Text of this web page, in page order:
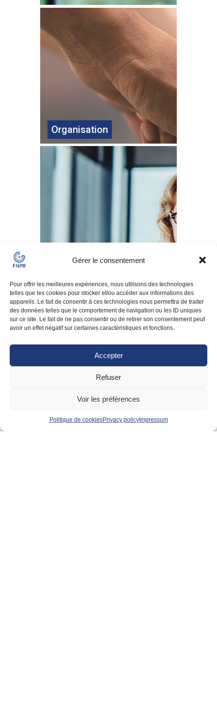
Gérer le consentement
Pour offrir les meilleures expériences, nous utilisons des technologies
telles que les cookies pour stocker et/ou accéder aux informations des
appareils. Le fait de consentir à ces technologies nous permettra de traiter
des données telles que le comportement de navigation ou les ID uniques
sur ce site. Le fait de ne pas consentir ou de retirer son consentement peut
avoir un effet négatif sur certaines caractéristiques et fonctions.
Accepter
Refuser
Voir les préférences
Politique de cookiesPrivacy policyImpressum
Organisation
Institutional and Affiliated